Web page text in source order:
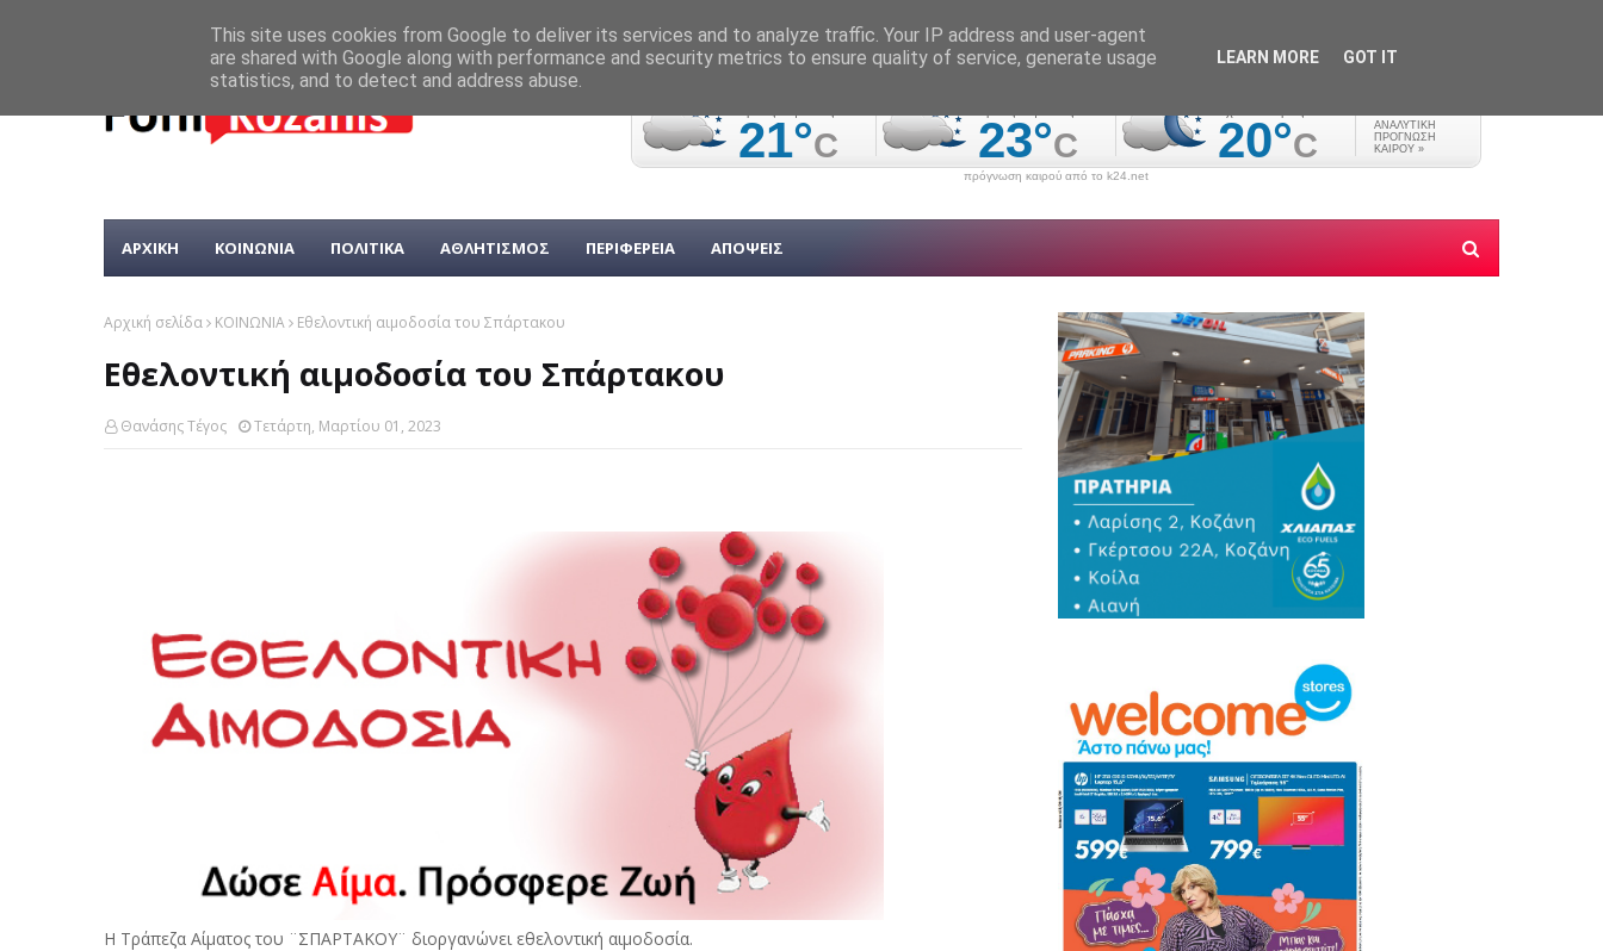
πρόγνωση καιρού από το k24.net
ΑΡΧΙΚΗ ΚΟΙΝΩΝΙΑ ΠΟΛΙΤΙΚΑ ΑΘΛΗΤΙΣΜΟΣ ΠΕΡΙΦΕΡΕΙΑ ΑΠΟΨΕΙΣ
Αρχική σελίδα ΚΟΙΝΩΝΙΑ Εθελοντική αιμοδοσία του Σπάρτακου
Εθελοντική αιμοδοσία του Σπάρτακου
Θανάσης Τέγος Τετάρτη, Μαρτίου 01, 2023
Η Τράπεζα Αίματος του ¨ΣΠΑΡΤΑΚΟΥ¨ διοργανώνει εθελοντική αιμοδοσία.
This site uses cookies from Google to deliver its services and to analyze traffic. Your IP address and user-agent
are shared with Google along with performance and security metrics to ensure quality of service, generate usage
statistics, and to detect and address abuse.
LEARN MORE GOT IT